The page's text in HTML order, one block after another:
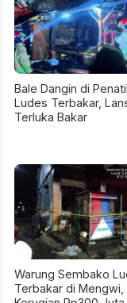
Bale Dangin di
Ludes Terbakar,
Terluka Bakar
Warung Sembako
Terbakar di Mengwi,